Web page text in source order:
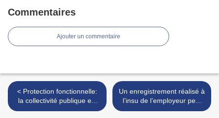
Commentaires
Ajouter un commentaire
< Protection fonctionnelle:
la collectivité publique est
tenue d'accorder sa
Un enregistrement réalisé à
l’insu de l’employeur peut
permettre de prouver un